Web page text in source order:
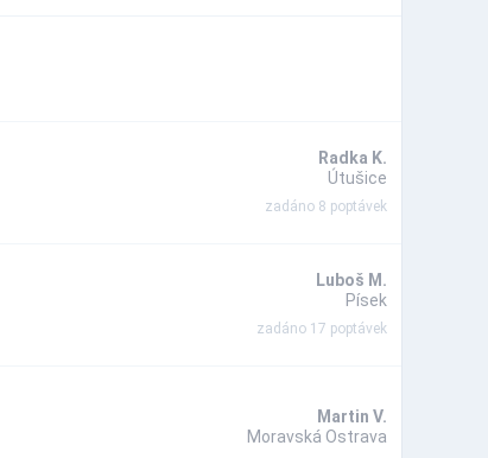
Radka K.
Útušice
zadáno 8 poptávek
Luboš M.
Písek
zadáno 17 poptávek
Martin V.
Moravská Ostrava